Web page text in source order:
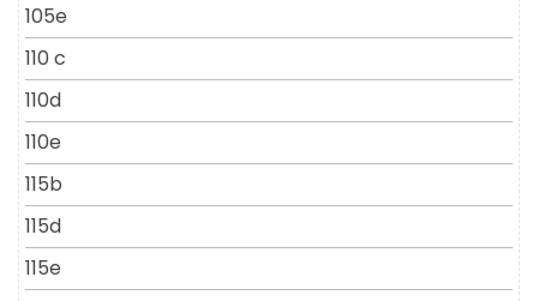
105e
110 c
110d
110e
115b
115d
115e